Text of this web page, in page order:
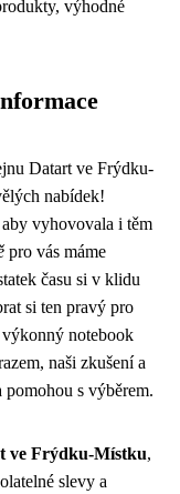
výhodné
Datart ve Frýdku-
nabídek!
vyhovovala i těm
pro vás máme
času si v klidu
si ten pravý pro
notebook
naši zkušení a
s výběrem.
ve Frýdku-Místku,
slevy a